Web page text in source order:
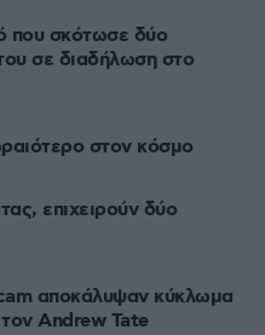
που σκότωσε δύο
σε διαδήλωση στο
στον κόσμο
επιχειρούν δύο
αποκάλυψαν κύκλωμα
Andrew Tate